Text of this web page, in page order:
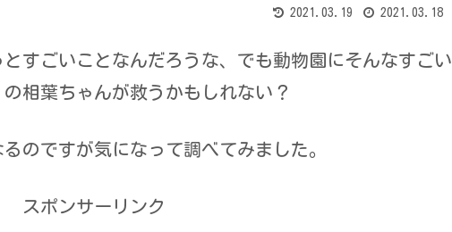
2021.03.19 2021.03.18
すごいことなんだろうな、でも動物園にそんなすごい
相葉ちゃんが救うかもしれない？
のですが気になって調べてみました。
スポンサーリンク